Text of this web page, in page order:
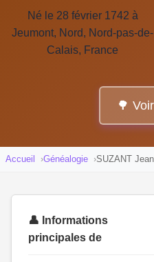
Né le 28 février 1742 à
Jeumont, Nord, Nord-pas-de-
Calais, France
🌳
Accueil Généalogie SUZANT
👤 Informations
principales de